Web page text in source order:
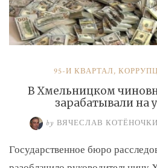
95-Й КВАРТАЛ,
В Хмельницком
зарабатывали на
by ВЯЧЕСЛАВ
Государственное бюро